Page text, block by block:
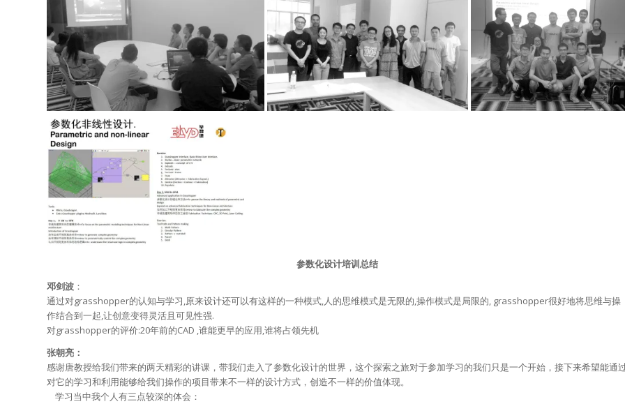
参数化设计培训总结
邓剑波 ：
通过对grasshopper的认知与学习,原来设计还可以有这样的一种模式,人的思维模式是无限的,操作模式是局限的, grasshopper很好地将思维与操
作结合到一起,让创意变得灵活且可见性强.
对grasshopper的评价:20年前的CAD ,谁能更早的应用,谁将占领先机
张朝亮：
感谢唐教授给我们带来的两天精彩的讲课，带我们走入了参数化设计的世界，这个探索之旅对于参加学习的我们只是一个开始，接下来希望能通
对它的学习和利用能够给我们操作的项目带来不一样的设计方式，创造不一样的价值体现。
学习当中我个人有三点较深的体会：